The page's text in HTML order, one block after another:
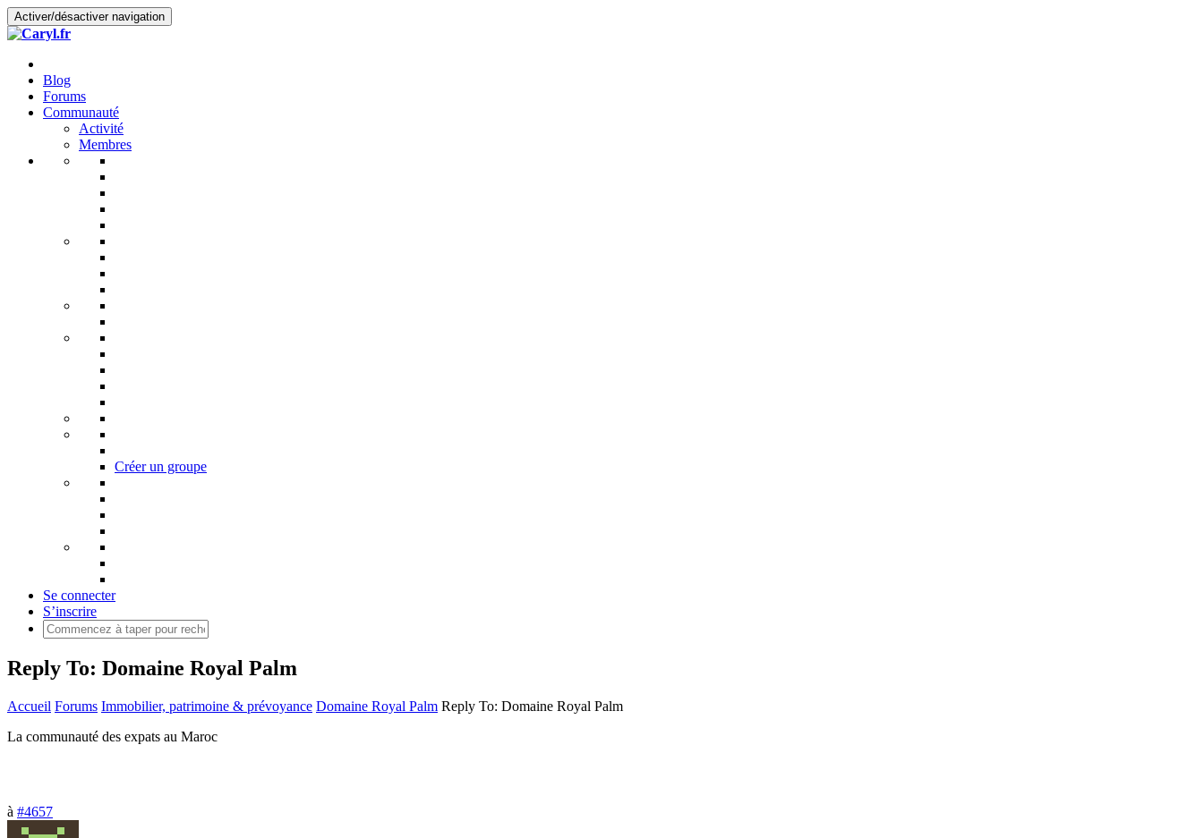
Activer/désactiver navigation
Blog
Forums
Communauté
Activité
Membres
Créer un groupe
Se connecter
S’inscrire
Reply To: Domaine Royal Palm
Accueil Forums Immobilier, patrimoine & prévoyance Domaine Royal Palm Reply To: Domaine Royal Palm
La communauté des expats au Maroc
à #4657